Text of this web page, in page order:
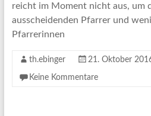
reicht im Moment nicht aus, um
ausscheidenden Pfarrer und
Pfarrerinnen
th.ebinger 21. Oktober
Keine Kommentare